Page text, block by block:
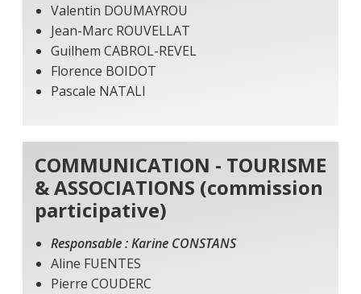
Valentin DOUMAYROU
Jean-Marc ROUVELLAT
Guilhem CABROL-REVEL
Florence BOIDOT
Pascale NATALI
COMMUNICATION - TOURISME
& ASSOCIATIONS (commission
participative)
Responsable : Karine CONSTANS
Aline FUENTES
Pierre COUDERC